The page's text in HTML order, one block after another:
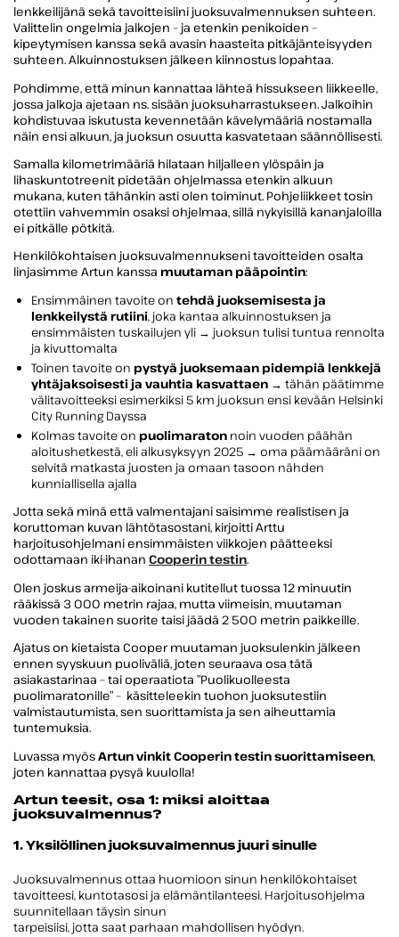
lenkkeilijänä sekä tavoitteisiini juoksuvalmennuksen suhteen.
Valittelin ongelmia jalkojen – ja etenkin penikoiden –
kipeytymisen kanssa sekä avasin haasteita pitkäjänteisyyden
suhteen. Alkuinnostuksen jälkeen kiinnostus lopahtaa.
Pohdimme, että minun kannattaa lähteä hissukseen liikkeelle,
jossa jalkoja ajetaan ns. sisään juoksuharrastukseen. Jalkoihin
kohdistuvaa iskutusta kevennetään kävelymääriä nostamalla
näin ensi alkuun, ja juoksun osuutta kasvatetaan säännöllisesti.
Samalla kilometrimääriä hilataan hiljalleen ylöspäin ja
lihaskuntotreenit pidetään ohjelmassa etenkin alkuun
mukana, kuten tähänkin asti olen toiminut. Pohjeliikkeet tosin
otettiin vahvemmin osaksi ohjelmaa, sillä nykyisillä kananjaloilla
ei pitkälle pötkitä.
Henkilökohtaisen juoksuvalmennukseni tavoitteiden osalta
linjasimme Artun kanssa muutaman pääpointin:
Ensimmäinen tavoite ontehdä juoksemisesta ja
lenkkeilystä rutiini, joka kantaa alkuinnostuksen ja
ensimmäisten tuskailujen yli → juoksun tulisi tuntua rennolta
ja kivuttomalta
Toinen tavoite on pystyä juoksemaan pidempiä lenkkejä
yhtäjaksoisesti ja vauhtia kasvattaen → tähän päätimme
välitavoitteeksi esimerkiksi 5 km juoksun ensi kevään Helsinki
City Running Dayssa
Kolmas tavoite on puolimaraton noin vuoden päähän
aloitushetkestä, eli alkusyksyyn 2025 → oma päämääräni on
selvitä matkasta juosten ja omaan tasoon nähden
kunniallisella ajalla
Jotta sekä minä että valmentajani saisimme realistisen ja
koruttoman kuvan lähtötasostani, kirjoitti Arttu
harjoitusohjelmani ensimmäisten viikkojen päätteeksi
odottamaan iki-ihanan Cooperin testin.
Olen joskus armeija-aikoinani kutitellut tuossa 12 minuutin
rääkissä 3 000 metrin rajaa, mutta viimeisin, muutaman
vuoden takainen suorite taisi jäädä 2 500 metrin paikkeille.
Ajatus on kietaista Cooper muutaman juoksulenkin jälkeen
ennen syyskuun puoliväliä, joten seuraava osa tätä
asiakastarinaa – tai operaatiota ”Puolikuolleesta
puolimaratonille” – käsitteleekin tuohon juoksutestiin
valmistautumista, sen suorittamista ja sen aiheuttamia
tuntemuksia.
Luvassa myösArtun vinkit Cooperin testin suorittamiseen,
joten kannattaa pysyä kuulolla!
Artun teesit, osa 1: miksi aloittaa
juoksuvalmennus?
1. Yksilöllinen juoksuvalmennus juuri sinulle
Juoksuvalmennus ottaa huomioon sinun henkilökohtaiset
tavoitteesi, kuntotasosi ja elämäntilanteesi. Harjoitusohjelma
suunnitellaan täysin sinun
tarpeisiisi, jotta saat parhaan mahdollisen hyödyn.